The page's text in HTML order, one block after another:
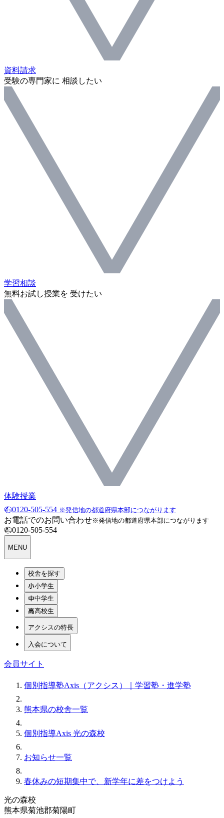
資料請求
受験の専門家に 相談したい
学習相談
無料お試し授業を 受けたい
体験授業
0120-505-554 ※発信地の都道府県本部につながります
お電話でのお問い合わせ※発信地の都道府県本部につながります
0120-505-554
MENU
校舎を探す
小学生
中学生
高校生
アクシスの特長
入会について
会員サイト
個別指導塾Axis（アクシス）｜学習塾・進学塾
熊本県の校舎一覧
個別指導Axis 光の森校
お知らせ一覧
春休みの短期集中で、新学年に差をつけよう
光の森校
熊本県菊池郡菊陽町